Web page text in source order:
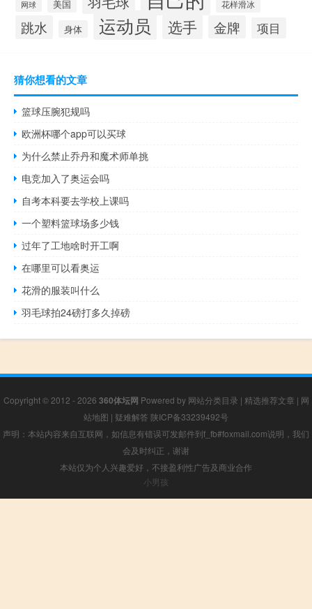
网球 美国 花样滑冰
跳水 身体 运动员 选手 金牌 项目
猜你想看的文章
篮球压腕犯规吗
欧洲杯哪个app可以买球
为什么禁止乔丹和魔术师单挑
电竞加入了奥运会吗
自考本科要去学校上课吗
一个塑料篮球场多少钱
过年了工地啥时开工啊
在哪里可以看奥运
花滑的服装叫什么
羽毛球拍24磅打多久掉磅
Copyright © 2012 - 2026 360体坛网 Powered by 网站分类目录 | 精选推荐文章 | 网
站地图 | 疑难解答 陕ICP备33239492号
声明：本站内容来自互联网，如信息有错误可发邮件到f_fb#foxmail.com说明，我们
会及时纠正，谢谢
本站仅为个人兴趣爱好，不接盈利性广告及商业合作
小男孩